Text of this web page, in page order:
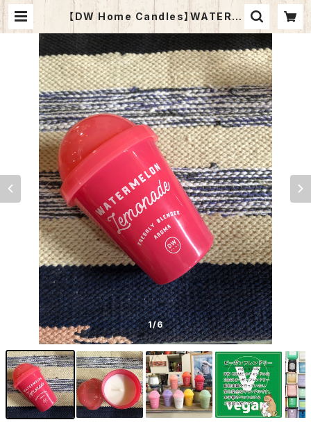
【DW Home Candles】WATERM
ELON LEMONADE 4.3oz【アロマ
キャンドル】 | NEWPORT
1/6